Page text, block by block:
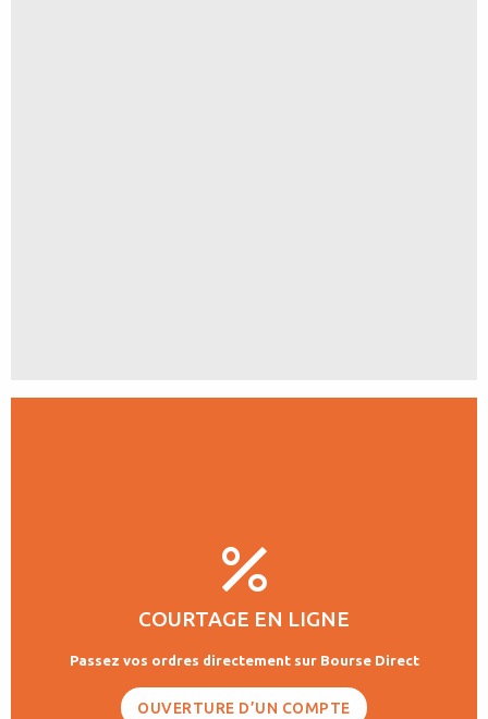
COURTAGE EN LIGNE
Passez vos ordres directement sur Bourse Direct
OUVERTURE D’UN COMPTE